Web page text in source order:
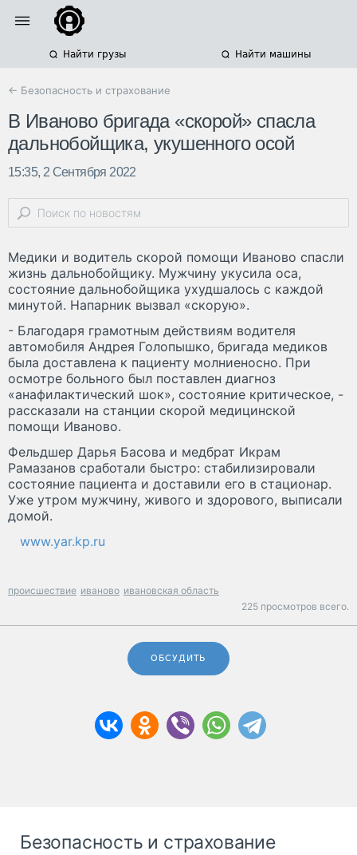
Найти грузы Найти машины
← Безопасность и страхование
В Иваново бригада «скорой» спасла
дальнобойщика, укушенного осой
15:35, 2 Сентября 2022
Медики и водитель скорой помощи Иваново спасли
жизнь дальнобойщику. Мужчину укусила оса,
состояние дальнобойщика ухудшалось с каждой
минутой. Напарник вызвал «скорую».
- Благодаря грамотным действиям водителя
автомобиля Андрея Голопышко, бригада медиков
была доставлена к пациенту молниеносно. При
осмотре больного был поставлен диагноз
«анафилактический шок», состояние критическое, -
рассказали на станции скорой медицинской
помощи Иваново.
Фельдшер Дарья Басова и медбрат Икрам
Рамазанов сработали быстро: стабилизировали
состояние пациента и доставили его в стационар.
Уже утром мужчину, живого и здорового, выписали
домой.
www.yar.kp.ru
происшествие иваново ивановская область
225 просмотров всего.
ОБСУДИТЬ
Безопасность и страхование